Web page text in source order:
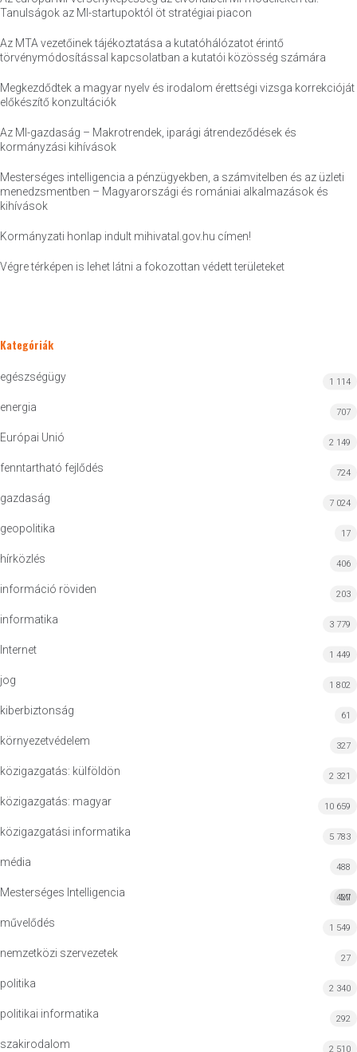
Tanulságok az MI-startupoktól öt stratégiai piacon
Az MTA vezetőinek tájékoztatása a kutatóhálózatot érintő
törvénymódosítással kapcsolatban a kutatói közösség számára
Megkezdődtek a magyar nyelv és irodalom érettségi vizsga korrekcióját
előkészítő konzultációk
Az MI-gazdaság – Makrotrendek, iparági átrendeződések és
kormányzási kihívások
Mesterséges intelligencia a pénzügyekben, a számvitelben és az üzleti
menedzsmentben – Magyarországi és romániai alkalmazások és
kihívások
Kormányzati honlap indult mihivatal.gov.hu címen!
Végre térképen is lehet látni a fokozottan védett területeket
Kategóriák
egészségügy 1 114
energia 707
Európai Unió 2 149
fenntartható fejlődés 724
gazdaság 7 024
geopolitika 17
hírközlés 406
információ röviden 203
informatika 3 779
Internet 1 449
jog 1 802
kiberbiztonság 61
környezetvédelem 327
közigazgatás: külföldön 2 321
közigazgatás: magyar 10 659
közigazgatási informatika 5 783
média 488
Mesterséges Intelligencia MI
427
művelődés 1 549
nemzetközi szervezetek 27
politika 2 340
politikai informatika 292
szakirodalom 2 510